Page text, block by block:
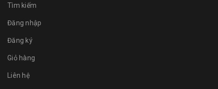
Tìm kiếm
Đăng nhập
Đăng ký
Giỏ hàng
Liên hệ